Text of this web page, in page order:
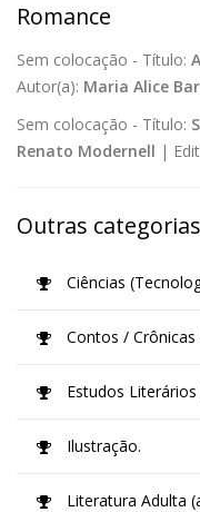
Romance
Sem colocação - Título:
Autor(a): Maria Alice
Sem colocação - Título:
Renato Modernell |
Outras
Ciências
Contos /
Estudos Literários
Ilustração.
Literatura Adulta